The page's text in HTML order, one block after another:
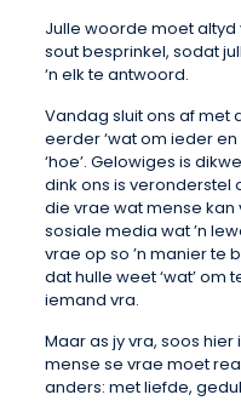
Julle woorde moet
sout besprinkel, sodat
‘n elk te antwoord.
Vandag sluit ons af met
eerder ‘wat om ieder
‘hoe’. Gelowiges is
dink ons is
die vrae wat mense kan
sosiale media wat ’n
vrae op so ’n manier te
dat hulle weet ‘wat’
iemand vra.
Maar as jy vra, soos hier
mense se vrae moet
anders: met liefde,